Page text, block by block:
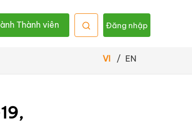
Thành viên Đăng nhập
VI / EN